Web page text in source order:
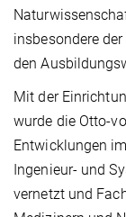
insbesondere
den
Mit der
wurde die Otto-
Entwicklungen
Ingenieur- und
vernetzt und